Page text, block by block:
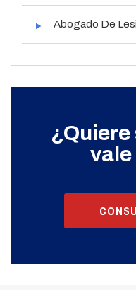
Abogado De
vale